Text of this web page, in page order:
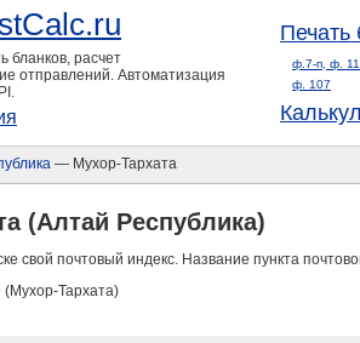
бланков, расчет
отправлений. Автоматизация
Печать
ф.7-п, ф.
ф. 107
— Мухор-Тархата
(Алтай Республика)
свой почтовый индекс. Название пункта
(Мухор-Тархата)